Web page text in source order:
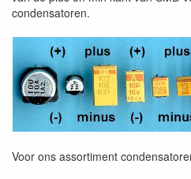
condensatoren.
Voor ons assortiment